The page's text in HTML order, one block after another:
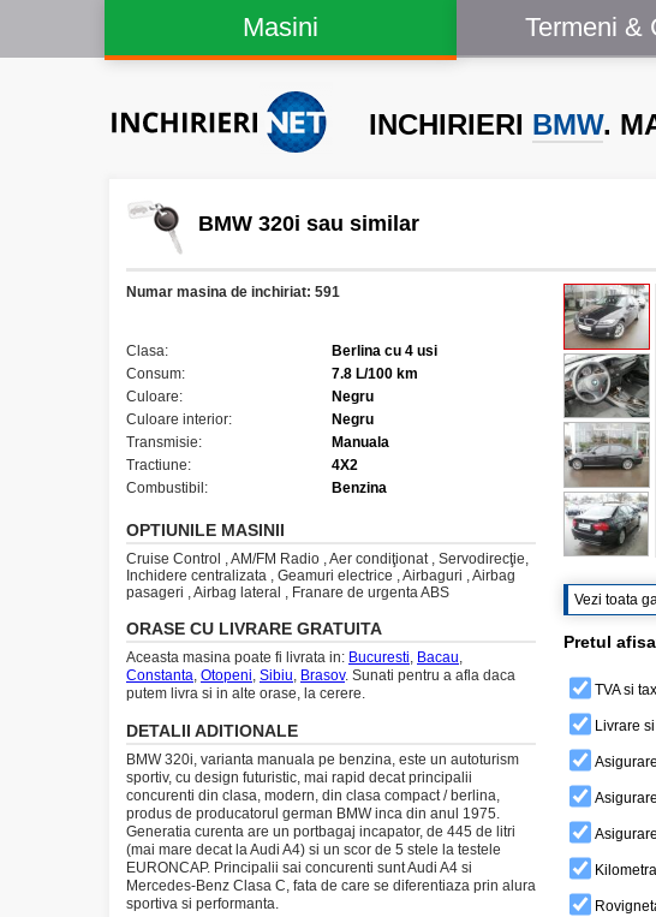
Masini Termeni &
INCHIRIERI BMW.
BMW 320i sau similar
Numar masina de inchiriat: 591
Clasa:
Berlina cu 4 usi
Consum:
7.8 L/100 km
Culoare:
Negru
Culoare interior:
Negru
Transmisie:
Manuala
Tractiune:
4X2
Combustibil:
Benzina
OPTIUNILE MASINII
Cruise Control , AM/FM Radio , Aer condiţionat , Servodirecţie,
Inchidere centralizata , Geamuri electrice , Airbaguri , Airbag
pasageri , Airbag lateral , Franare de urgenta ABS
ORASE CU LIVRARE GRATUITA
Aceasta masina poate fi livrata in: Bucuresti, Bacau,
Constanta, Otopeni, Sibiu, Brasov. Sunati pentru a afla daca
putem livra si in alte orase, la cerere.
DETALII ADITIONALE
BMW 320i, varianta manuala pe benzina, este un autoturism
sportiv, cu design futuristic, mai rapid decat principalii
concurenti din clasa, modern, din clasa compact / berlina,
produs de producatorul german BMW inca din anul 1975.
Generatia curenta are un portbagaj incapator, de 445 de litri
(mai mare decat la Audi A4) si un scor de 5 stele la testele
EURONCAP. Principalii sai concurenti sunt Audi A4 si
Mercedes-Benz Clasa C, fata de care se diferentiaza prin alura
sportiva si performanta.
Vezi toata
Pretul
TVA si
Livrare